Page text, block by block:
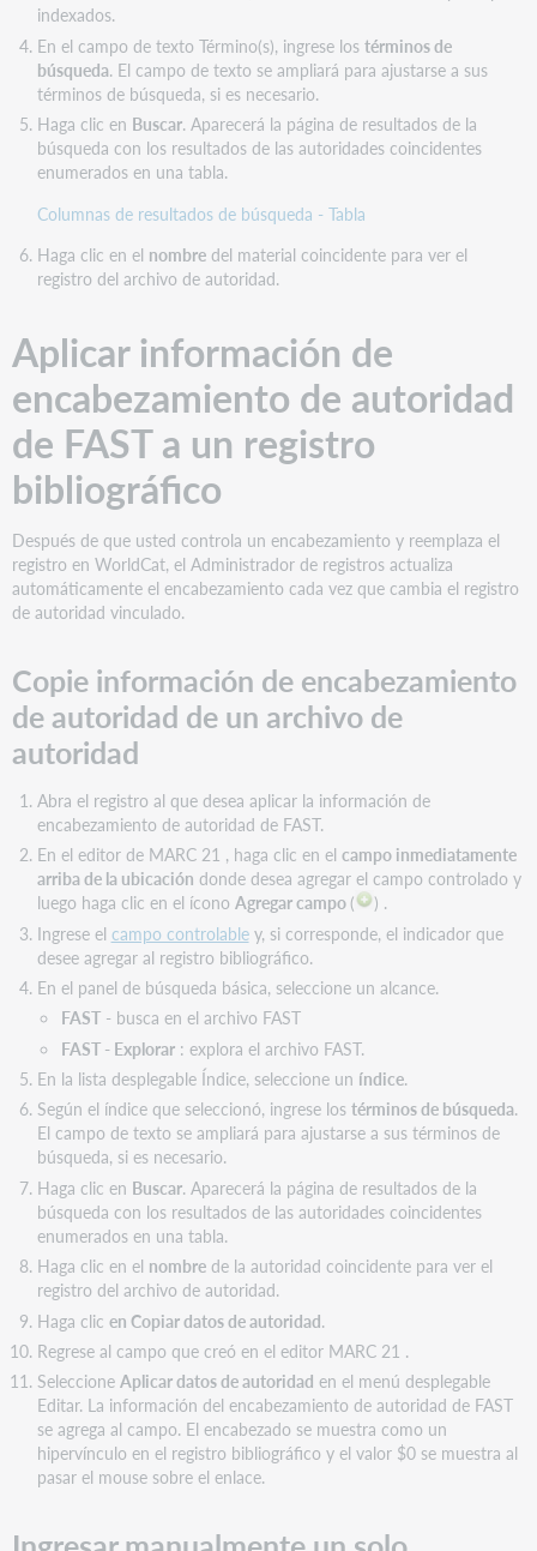
Ingresar
manualmente
encabezamientos
de
autoridad
múltiple
Campos
indexados.
En el campo de texto Término(s), ingrese los términos de
búsqueda. El campo de texto se ampliará para ajustarse a sus
términos de búsqueda, si es necesario.
Haga clic en Buscar. Aparecerá la página de resultados de la
búsqueda con los resultados de las autoridades coincidentes
enumerados en una tabla.
Columnas de resultados de búsqueda - Tabla
Haga clic en el nombredel material coincidente para ver el
registro del archivo de autoridad.
Aplicar información de
encabezamiento de autoridad
de FAST a un registro
bibliográfico
Después de que usted controla un encabezamiento y reemplaza el
registro en WorldCat, el Administrador de registros actualiza
automáticamente el encabezamiento cada vez que cambia el registro
de autoridad vinculado.
Copie información de encabezamiento
de autoridad de un archivo de
autoridad
Abra el registro al que desea aplicar la información de
encabezamiento de autoridad de FAST.
En el editor de MARC 21 , haga clic en el campo inmediatamente
arriba de la ubicación donde desea agregar el campo controlado y
luego haga clic en el ícono Agregar campo(
) .
Ingrese el campo controlabley, si corresponde, el indicador que
desee agregar al registro bibliográfico.
En el panel de búsqueda básica, seleccione un alcance.
FAST- busca en el archivo FAST
FAST - Explorar: explora el archivo FAST.
En la lista desplegable Índice, seleccione un índice.
Según el índice que seleccionó, ingrese los términos de búsqueda.
El campo de texto se ampliará para ajustarse a sus términos de
búsqueda, si es necesario.
Haga clic en Buscar. Aparecerá la página de resultados de la
búsqueda con los resultados de las autoridades coincidentes
enumerados en una tabla.
Haga clic en el nombrede la autoridad coincidente para ver el
registro del archivo de autoridad.
Haga clic en Copiar datos de autoridad.
Regrese al campo que creó en el editor MARC 21 .
Seleccione Aplicar datos de autoridad en el menú desplegable
Editar. La información del encabezamiento de autoridad de FAST
se agrega al campo. El encabezado se muestra como un
hipervínculo en el registro bibliográfico y el valor $0 se muestra al
pasar el mouse sobre el enlace.